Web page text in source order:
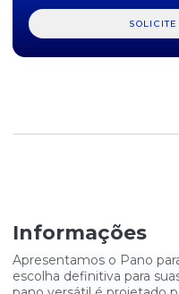
PANO MULTIUSO FORTLIMP
Informações
Apresentamos o Pano
escolha definitiva para